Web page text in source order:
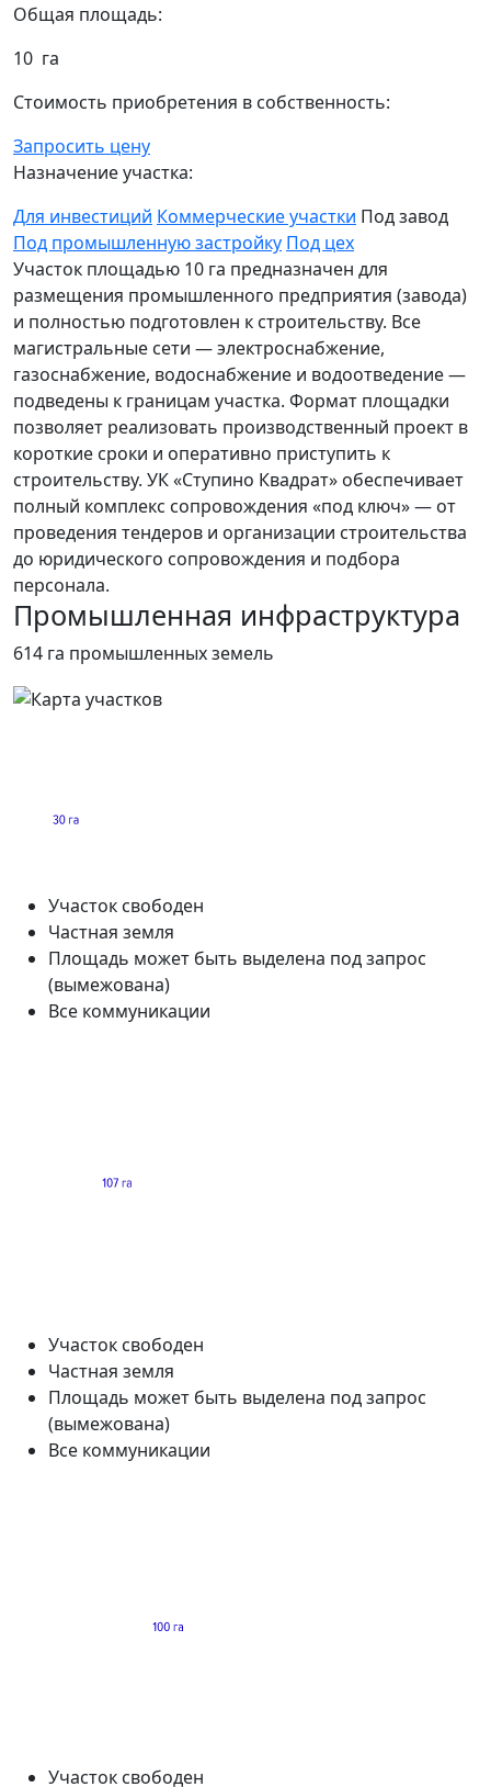
Общая площадь:
10 га
Стоимость приобретения в собственность:
Запросить цену
Назначение участка:
Для инвестиций Коммерческие участки Под завод
Под промышленную застройку Под цех
Участок площадью 10 га предназначен для
размещения промышленного предприятия (завода)
и полностью подготовлен к строительству. Все
магистральные сети — электроснабжение,
газоснабжение, водоснабжение и водоотведение —
подведены к границам участка. Формат площадки
позволяет реализовать производственный проект в
короткие сроки и оперативно приступить к
строительству. УК «Ступино Квадрат» обеспечивает
полный комплекс сопровождения «под ключ» — от
проведения тендеров и организации строительства
до юридического сопровождения и подбора
персонала.
Промышленная инфраструктура
614 га промышленных земель
Участок свободен
Частная земля
Площадь может быть выделена под запрос
(вымежована)
Все коммуникации
Участок свободен
Частная земля
Площадь может быть выделена под запрос
(вымежована)
Все коммуникации
Участок свободен